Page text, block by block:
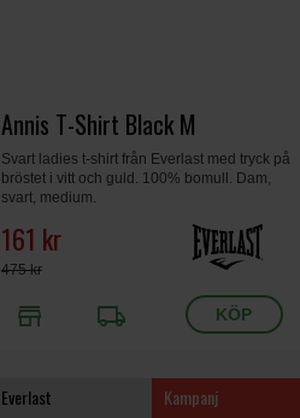
Annis T-Shirt Black M
Svart ladies t-shirt från Everlast med tryck på
bröstet i vitt och guld. 100% bomull. Dam,
svart, medium.
161 kr
475 kr
store local_shipping
Everlast Kampanj